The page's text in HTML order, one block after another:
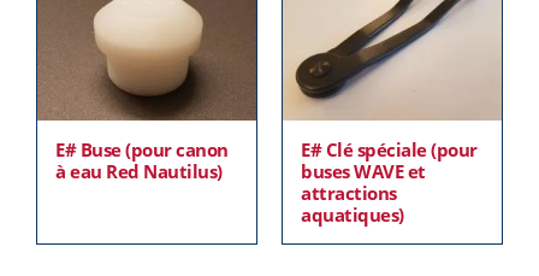
E# Buse (pour canon
à eau Red Nautilus)
E# Clé spéciale (pour
buses WAVE et
attractions
aquatiques)